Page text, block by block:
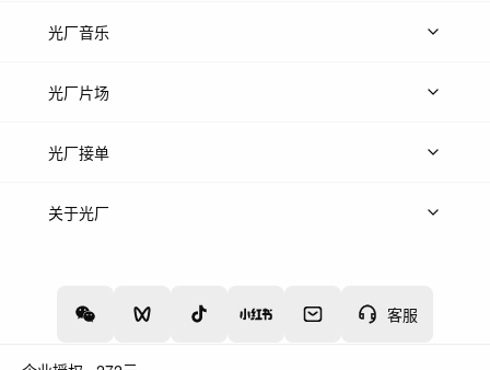
客服
上传图片
光厂音乐
热门音乐
光厂片场
上传案例
光厂接单
上架服务
关于光厂